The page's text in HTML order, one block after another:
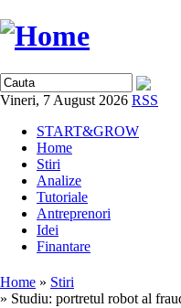
Vineri, 7 August 2026 RSS
START&GROW
Home
Stiri
Analize
Tutoriale
Antreprenori
Idei
Finantare
Home » Stiri
» Studiu: portretul robot al